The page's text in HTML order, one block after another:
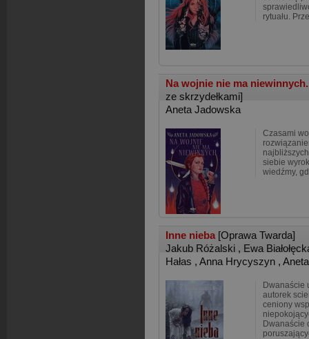
rytuału.
Na wojnie nie ma
ze skrzydełkami]
Aneta Jadowska
Czasami
siebie
wiedźmy,
Inne nieba [Oprawa Twarda]
Jakub Różalski , Ewa
Hałas , Anna Hrycyszyn ,
Dwanaście
autorek
ceniony
Dwanaście